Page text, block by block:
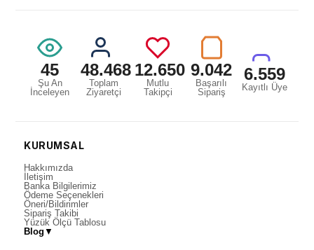
45
Şu An
İnceleyen
48.468
Toplam
Ziyaretçi
12.650
Mutlu
Takipçi
9.042
Başarılı
Sipariş
6.559
Kayıtlı Üye
KURUMSAL
Hakkımızda
İletişim
Banka Bilgilerimiz
Ödeme Seçenekleri
Öneri/Bildirimler
Sipariş Takibi
Yüzük Ölçü Tablosu
Blog ▼